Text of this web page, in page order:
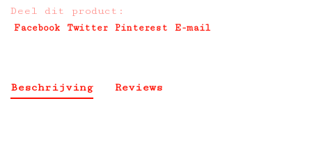
Deel dit product:
Facebook Twitter Pinterest E-mail
Beschrijving Reviews